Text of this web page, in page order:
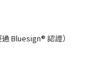
Bluesign® 認證）